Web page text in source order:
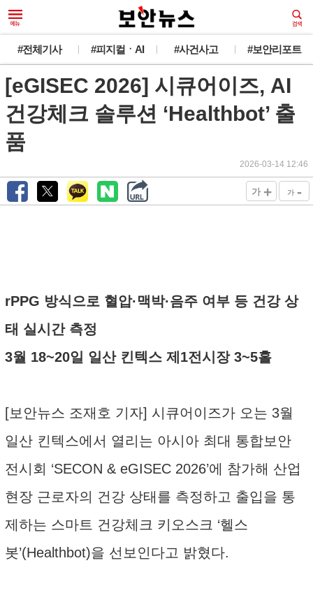
#전체기사 #피지컬ㆍAI #사건사고 #보안리포트
[eGISEC 2026] 시큐어이즈, AI
건강체크 솔루션 ‘Healthbot’ 출
품
2026-03-14 12:46
가 + 가 -
rPPG 방식으로 혈압·맥박·음주 여부 등 건강 상
태 실시간 측정
3월 18~20일 일산 킨텍스 제1전시장 3~5홀
[보안뉴스 조재호 기자] 시큐어이즈가 오는 3월
일산 킨텍스에서 열리는 아시아 최대 통합보안
전시회 ‘SECON & eGISEC 2026’에 참가해 산업
현장 근로자의 건강 상태를 측정하고 출입을 통
제하는 스마트 건강체크 키오스크 ‘헬스
봇’(Healthbot)을 선보인다고 밝혔다.